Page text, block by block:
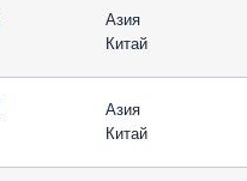
Азия
Китай
Азия
Китай